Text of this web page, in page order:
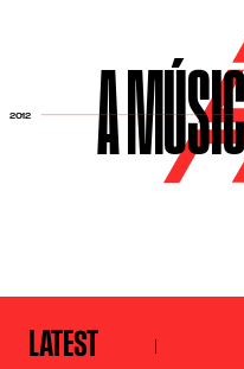
A
2012
LATEST